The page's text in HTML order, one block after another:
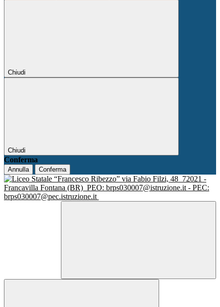
Chiudi
Chiudi
Conferma
Annulla Conferma
via Fabio Filzi, 48 72021 -
Francavilla Fontana (BR) PEO: brps030007@istruzione.it - PEC:
brps030007@pec.istruzione.it